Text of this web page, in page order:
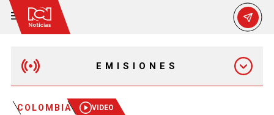
EMISIONES
MAÑANA EXPRESS
COLOMBIA VIDEO